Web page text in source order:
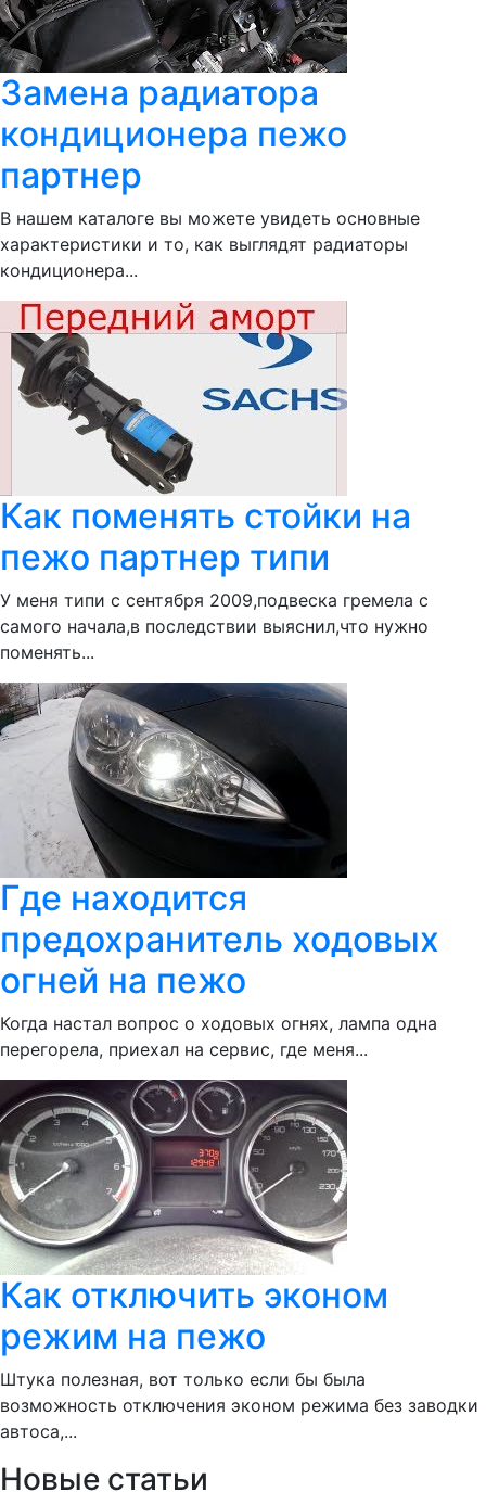
Замена радиатора
кондиционера пежо
партнер
В нашем каталоге вы можете увидеть основные
характеристики и то, как выглядят радиаторы
кондиционера...
Как поменять стойки на
пежо партнер типи
У меня типи с сентября 2009,подвеска гремела с
самого начала,в последствии выяснил,что нужно
поменять...
Где находится
предохранитель ходовых
огней на пежо
Когда настал вопрос о ходовых огнях, лампа одна
перегорела, приехал на сервис, где меня...
Как отключить эконом
режим на пежо
Штука полезная, вот только если бы была
возможность отключения эконом режима без заводки
автоса,...
Новые статьи